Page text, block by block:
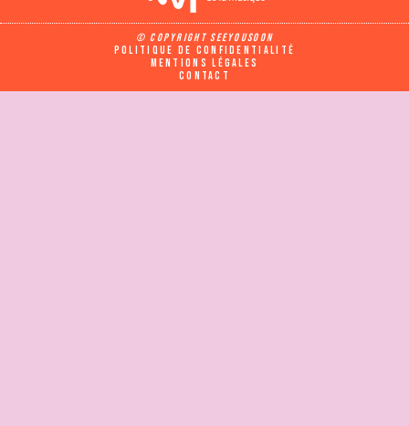
© Copyright SeeYouSoon
Politique de confidentialité
Mentions légales
Contact